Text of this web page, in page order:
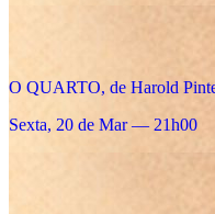
O QUARTO, de Harold
Sexta, 20 de Mar — 21h00